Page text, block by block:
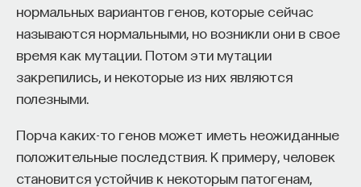
нормальных вариантов генов, которые сейчас
называются нормальными, но возникли они в свое
время как мутации. Потом эти мутации
закрепились, и некоторые из них являются
полезными.
Порча каких-то генов может иметь неожиданные
положительные последствия. К примеру, человек
становится устойчив к некоторым патогенам,